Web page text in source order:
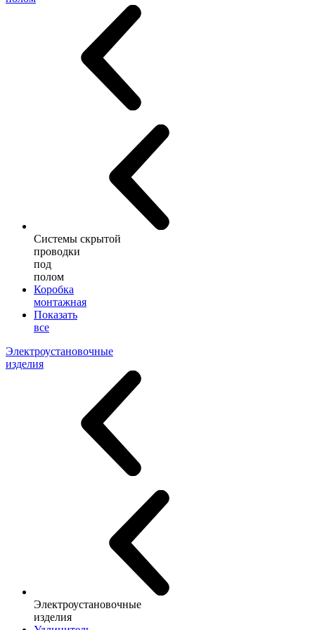
Системы скрытой
проводки
под
полом
Коробка
монтажная
Показать
все
Электроустановочные
изделия
Электроустановочные
изделия